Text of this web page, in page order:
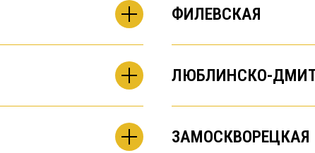
ФИЛЕВСКАЯ
ЛЮБЛИНСКО-
ЗАМОСКВОРЕЦКАЯ